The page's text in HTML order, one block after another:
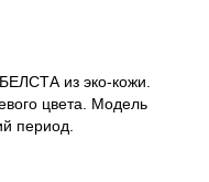
из эко-кожи.
цвета. Модель
период.